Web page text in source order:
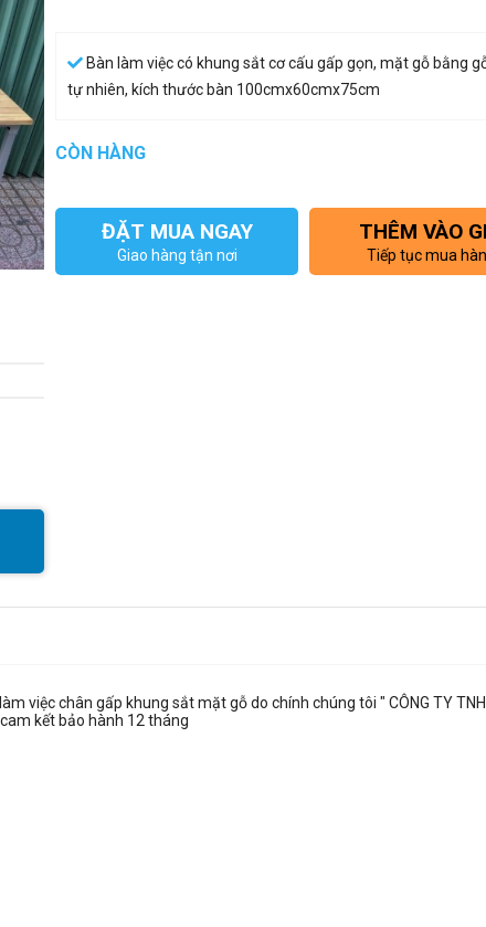
Bàn làm việc có khung sắt cơ cấu gấp gọn, mặt gỗ bằng
tự nhiên, kích thước bàn 100cmx60cmx75cm
CÒN HÀNG
ĐẶT MUA NGAY
Giao hàng tận nơi
THÊM VÀO
Tiếp tục mua
việc chân gấp khung sắt mặt gỗ do chính chúng tôi " CÔNG TY
kết bảo hành 12 tháng